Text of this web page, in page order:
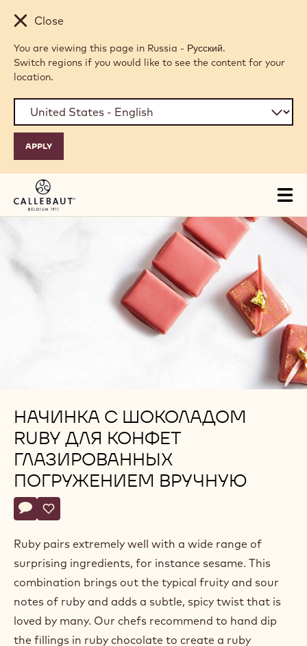
Skip to main content
Close
You are viewing this page in Russia - Русский.
Switch regions if you would like to see the content for your
location.
НАЧИНКА С ШОКОЛАДОМ
RUBY ДЛЯ КОНФЕТ
ГЛАЗИРОВАННЫХ
ПОГРУЖЕНИЕМ ВРУЧНУЮ
Actions
Напишите комментарий
- Начинка с шоколадом ruby для конфет глазированных
Сохранить
- Начинка с шоколадом ruby для конфет глазированных
Ruby pairs extremely well with a wide range of
surprising ingredients, for instance sesame. This
combination brings out the typical fruity and sour
notes of ruby and adds a subtle, spicy twist that is
loved by many. Our chefs recommend to hand dip
the fillings in ruby chocolate to create a ruby